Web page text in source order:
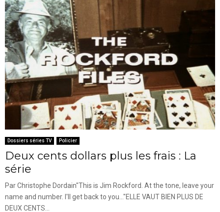
Dossiers séries TV Policier
Deux cents dollars plus les frais : La
série
Par Christophe Dordain"This is Jim Rockford. At the tone, leave your
name and number. I'll get back to you..."ELLE VAUT BIEN PLUS DE
DEUX CENTS...